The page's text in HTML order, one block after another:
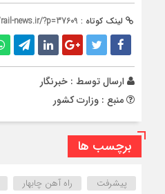
لینک کوتاه : news.ir/?p=37609
ارسال توسط : خبرنگار
منبع : وزارت کشور
برچسب ها
پیشرفت راه آهن چابهار